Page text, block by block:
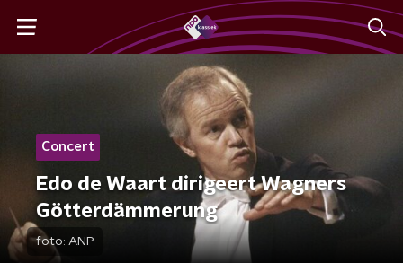
Concert
Edo de Waart dirigeert Wagners
Götterdämmerung
foto: ANP